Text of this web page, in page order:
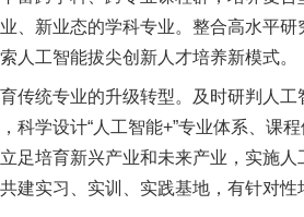
、新业态的学科专业。整合高水平
人工智能拔尖创新人才培养新模式。
统专业的升级转型。及时研判人工
科学设计“人工智能+”专业体系、课
足培育新兴产业和未来产业，实施
建实习、实训、实践基地，有针对性